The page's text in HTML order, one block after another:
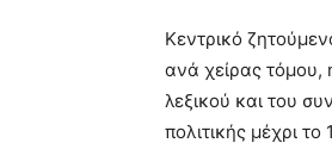
Κεντρικό
ανά χείρας τόμου,
λεξικού και του
πολιτικής μέχρι